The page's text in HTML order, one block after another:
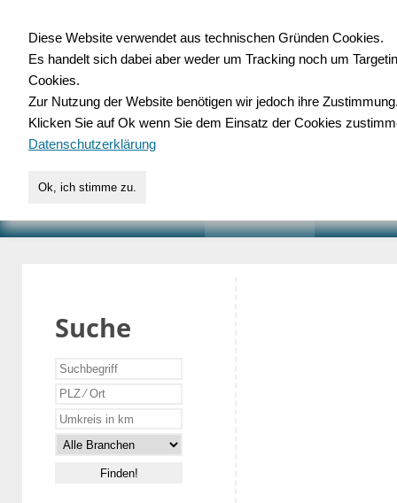
für Handwerk,
Suche
Diese Website verwendet aus technischen Gründen Cookies.
Es handelt sich dabei aber weder um Tracking noch um
Cookies.
Zur Nutzung der Website benötigen wir jedoch ihre
Klicken Sie auf Ok wenn Sie dem Einsatz der Cookies
Datenschutzerklärung
Ok, ich stimme zu.